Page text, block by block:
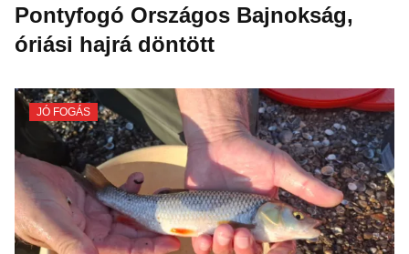
Pontyfogó Országos Bajnokság,
óriási hajrá döntött
JÓ FOGÁS